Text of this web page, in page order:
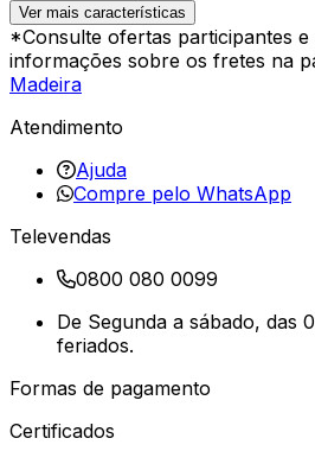
Ver mais características
*Consulte ofertas participantes e
informações sobre os fretes na
Madeira
Atendimento
Ajuda
Compre pelo WhatsApp
Televendas
0800 080 0099
De Segunda a sábado, das
feriados.
Formas de pagamento
Certificados